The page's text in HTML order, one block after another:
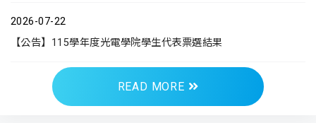
2026-07-22
【公告】115學年度光電學院學生代表票選結果
READ MORE